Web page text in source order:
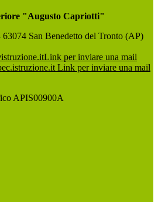
"Augusto Capriotti"
San Benedetto del Tronto (AP)
Link per inviare una mail
Link per inviare una mail
APIS00900A